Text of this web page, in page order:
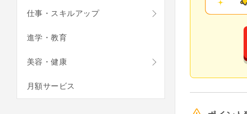
仕事・スキルアップ
進学・教育
美容・健康
月額サービス